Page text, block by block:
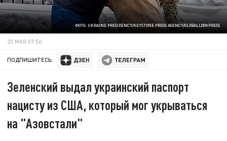
ФОТО: UKRAINE PRESIDENCY/KEYSTONE PRESS AGENCY/GLOBALLOOKPRESS
23 МАЯ 07:56
ПОДПИШИТЕСЬ:
Зеленский выдал украинский паспорт
нацисту из США, который мог укрываться
на "Азовстали"